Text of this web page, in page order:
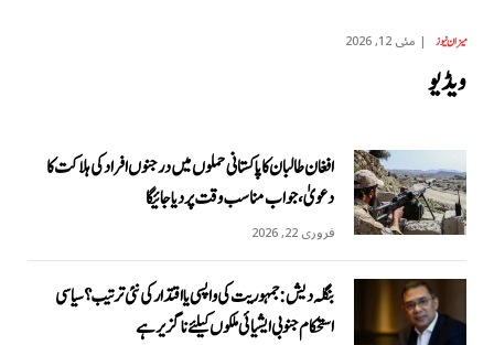
میزان نیوز مئی 12, 2026
ویڈیو
افغان طالبان کا پاکستانی حملوں میں درجنوں افراد کی ہلاکت کا
دعویٰ، جواب مناسب وقت پر دیا جائیگا
فروری 22, 2026
بنگلہ دیش: جمہوریت کی واپسی یا اقتدار کی نئی ترتیب؟ سیاسی
استحکام جنوبی ایشیائی ملکوں کیلئے ناگزیر ہے